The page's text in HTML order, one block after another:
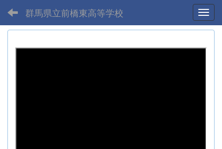
群馬県立前橋東高等学校